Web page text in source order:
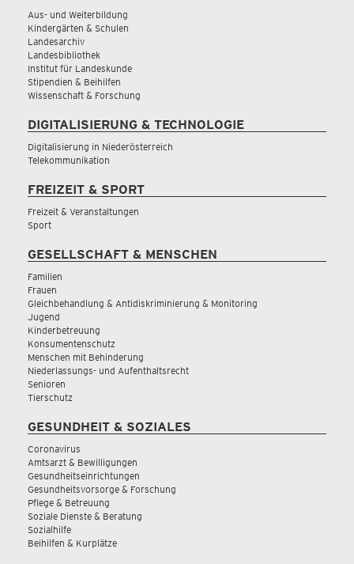
Aus- und Weiterbildung
Kindergärten & Schulen
Landesarchiv
Landesbibliothek
Institut für Landeskunde
Stipendien & Beihilfen
Wissenschaft & Forschung
DIGITALISIERUNG & TECHNOLOGIE
Digitalisierung in Niederösterreich
Telekommunikation
FREIZEIT & SPORT
Freizeit & Veranstaltungen
Sport
GESELLSCHAFT & MENSCHEN
Familien
Frauen
Gleichbehandlung & Antidiskriminierung & Monitoring
Jugend
Kinderbetreuung
Konsumentenschutz
Menschen mit Behinderung
Niederlassungs- und Aufenthaltsrecht
Senioren
Tierschutz
GESUNDHEIT & SOZIALES
Coronavirus
Amtsarzt & Bewilligungen
Gesundheitseinrichtungen
Gesundheitsvorsorge & Forschung
Pflege & Betreuung
Soziale Dienste & Beratung
Sozialhilfe
Beihilfen & Kurplätze